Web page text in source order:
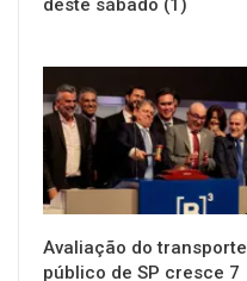
deste sábado (1)
NOTÍCIAS
Avaliação do transporte
público de SP cresce 7